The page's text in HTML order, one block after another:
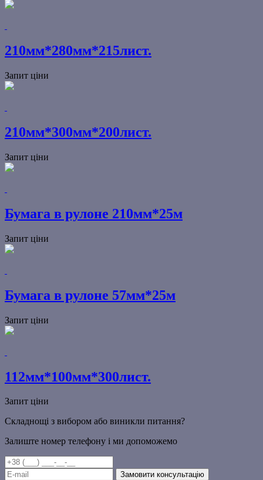
210мм*280мм*215лист.
Запит ціни
210мм*300мм*200лист.
Запит ціни
Бумага в рулоне 210мм*25м
Запит ціни
Бумага в рулоне 57мм*25м
Запит ціни
112мм*100мм*300лист.
Запит ціни
Складнощі з вибором або виникли питання?
Залиште номер телефону і ми допоможемо